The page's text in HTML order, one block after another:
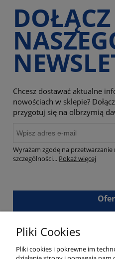
Chcesz dostawać aktualne
nowościach w sklepie?
przygotuj się na olbrzymią
Wyrażam zgodę na
szczególności... Pokaż więcej
Masz
Pliki Cookies
Pliki cookies i pokrewne im